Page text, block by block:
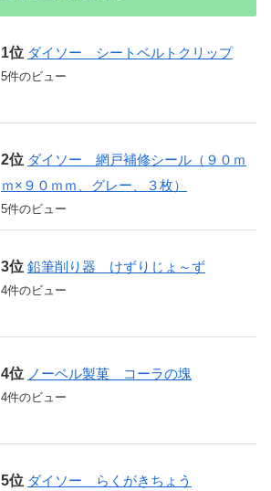
ダイソー シートベルトクリップ
5件のビュー
ダイソー 網戸補修シール（９０ｍ
ｍ×９０ｍｍ、グレー、３枚）
5件のビュー
鉛筆削り器 けずりじょ～ず
4件のビュー
ノーベル製菓 コーラの塊
4件のビュー
ダイソー らくがきちょう